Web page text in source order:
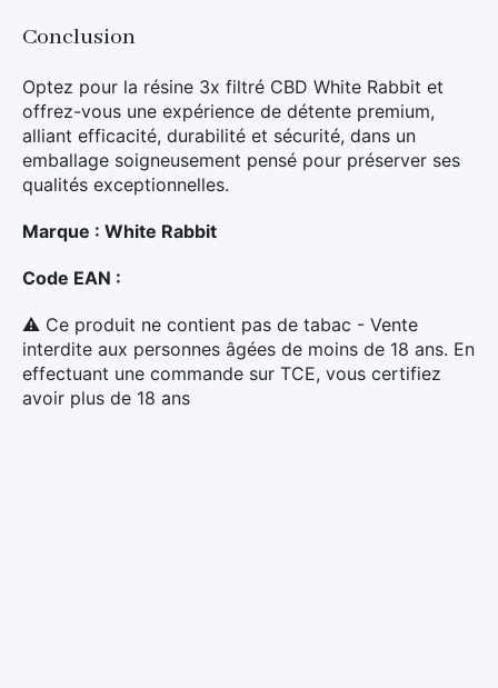
Conclusion
Optez pour la résine 3x filtré CBD White Rabbit et
offrez-vous une expérience de détente premium,
alliant efficacité, durabilité et sécurité, dans un
emballage soigneusement pensé pour préserver ses
qualités exceptionnelles.
Marque : White Rabbit
Code EAN :
⚠ Ce produit ne contient pas de tabac - Vente
interdite aux personnes âgées de moins de 18 ans. En
effectuant une commande sur TCE, vous certifiez
avoir plus de 18 ans